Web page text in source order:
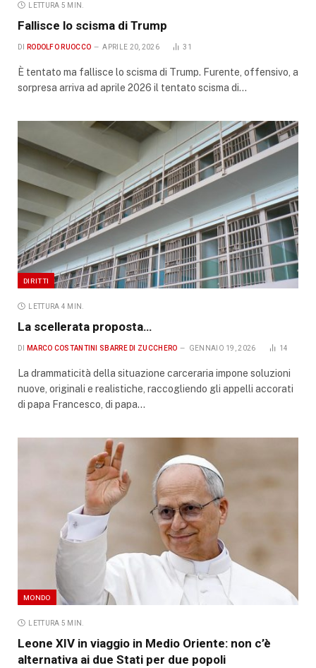
LETTURA 5 MIN.
Fallisce lo scisma di Trump
DI RODOLFO RUOCCO APRILE 20, 2026 31
È tentato ma fallisce lo scisma di Trump. Furente, offensivo, a
sorpresa arriva ad aprile 2026 il tentato scisma di…
DIRITTI
LETTURA 4 MIN.
La scellerata proposta…
DI MARCO COSTANTINI SBARRE DI ZUCCHERO GENNAIO 19, 2026 14
La drammaticità della situazione carceraria impone soluzioni
nuove, originali e realistiche, raccogliendo gli appelli accorati
di papa Francesco, di papa…
MONDO
LETTURA 5 MIN.
Leone XIV in viaggio in Medio Oriente: non c’è
alternativa ai due Stati per due popoli